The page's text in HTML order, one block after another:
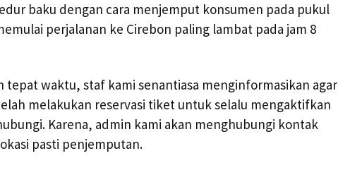
baku dengan cara menjemput konsumen pada pukul
perjalanan ke Cirebon paling lambat pada jam 8
tepat waktu, staf kami senantiasa menginformasikan agar
melakukan reservasi tiket untuk selalu mengaktifkan
Karena, admin kami akan menghubungi kontak
pasti penjemputan.